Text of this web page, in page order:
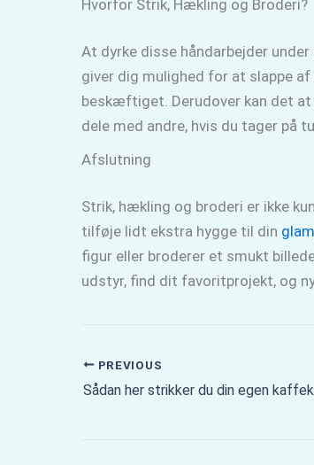
Hvorfor Strik, Hækling og Broderi?
At dyrke disse håndarbejder
giver dig mulighed for at slappe
beskæftiget. Derudover kan det
dele med andre, hvis du tager på
Afslutning
Strik, hækling og broderi er ikke
tilføje lidt ekstra hygge til din
figur eller broderer et smukt
udstyr, find dit favoritprojekt, og
PREVIOUS